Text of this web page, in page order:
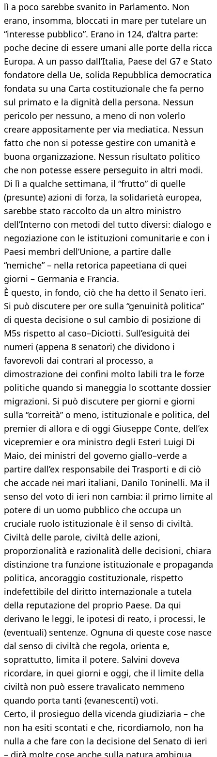
lì a poco sarebbe svanito in Parlamento. Non
erano, insomma, bloccati in mare per tutelare un
“interesse pubblico”. Erano in 124, d’altra parte:
poche decine di essere umani alle porte della ricca
Europa. A un passo dall’Italia, Paese del G7 e Stato
fondatore della Ue, solida Repubblica democratica
fondata su una Carta costituzionale che fa perno
sul primato e la dignità della persona. Nessun
pericolo per nessuno, a meno di non volerlo
creare appositamente per via mediatica. Nessun
fatto che non si potesse gestire con umanità e
buona organizzazione. Nessun risultato politico
che non potesse essere perseguito in altri modi.
Di lì a qualche settimana, il “frutto” di quelle
(presunte) azioni di forza, la solidarietà europea,
sarebbe stato raccolto da un altro ministro
dell’Interno con metodi del tutto diversi: dialogo e
negoziazione con le istituzioni comunitarie e con i
Paesi membri dell’Unione, a partire dalle
“nemiche” – nella retorica papeetiana di quei
giorni – Germania e Francia.
È questo, in fondo, ciò che ha detto il Senato ieri.
Si può discutere per ore sulla “genuinità politica”
di questa decisione o sul cambio di posizione di
M5s rispetto al caso–Diciotti. Sull’esiguità dei
numeri (appena 8 senatori) che dividono i
favorevoli dai contrari al processo, a
dimostrazione dei confini molto labili tra le forze
politiche quando si maneggia lo scottante dossier
migrazioni. Si può discutere per giorni e giorni
sulla “correità” o meno, istituzionale e politica, del
premier di allora e di oggi Giuseppe Conte, dell’ex
vicepremier e ora ministro degli Esteri Luigi Di
Maio, dei ministri del governo giallo–verde a
partire dall’ex responsabile dei Trasporti e di ciò
che accade nei mari italiani, Danilo Toninelli. Ma il
senso del voto di ieri non cambia: il primo limite al
potere di un uomo pubblico che occupa un
cruciale ruolo istituzionale è il senso di civiltà.
Civiltà delle parole, civiltà delle azioni,
proporzionalità e razionalità delle decisioni, chiara
distinzione tra funzione istituzionale e propaganda
politica, ancoraggio costituzionale, rispetto
indefettibile del diritto internazionale a tutela
della reputazione del proprio Paese. Da qui
derivano le leggi, le ipotesi di reato, i processi, le
(eventuali) sentenze. Ognuna di queste cose nasce
dal senso di civiltà che regola, orienta e,
soprattutto, limita il potere. Salvini doveva
ricordare, in quei giorni e oggi, che il limite della
civiltà non può essere travalicato nemmeno
quando porta tanti (evanescenti) voti.
Certo, il prosieguo della vicenda giudiziaria – che
non ha esiti scontati e che, ricordiamolo, non ha
nulla a che fare con la decisione del Senato di ieri
– dirà molte cose anche sulla natura ambigua